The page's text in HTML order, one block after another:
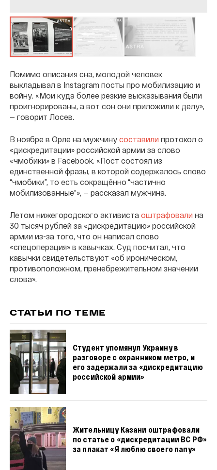
Помимо описания сна, молодой человек
выкладывал в Instagram посты про мобилизацию и
войну. «Мои куда более резкие высказывания были
проигнорированы, а вот сон они приложили к делу»,
— говорит Лосев.
В ноябре в Орле на мужчину составили протокол о
«дискредитации» российской армии за слово
«чмобики» в Facebook. «Пост состоял из
единственной фразы, в которой содержалось слово
“чмобики”, то есть сокращённо “частично
мобилизованные”», — рассказал мужчина.
Летом нижегородского активиста оштрафовали на
30 тысяч рублей за «дискредитацию» российской
армии из-за того, что он написал слово
«спецоперация» в кавычках. Суд посчитал, что
кавычки свидетельствуют «об ироническом,
противоположном, пренебрежительном значении
слова».
СТАТЬИ ПО ТЕМЕ
Студент упомянул Украину в
разговоре с охранником метро, и
его задержали за «дискредитацию
российской армии»
Жительницу Казани оштрафовали
по статье о «дискредитации ВС РФ»
за плакат «Я люблю своего папу»